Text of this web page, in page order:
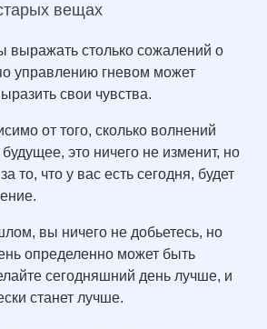
вещах
выражать столько сожалений о
управлению гневом может
свои чувства.
от того, сколько волнений
это ничего не изменит, но
то, что у вас есть сегодня, будет
вы ничего не добьетесь, но
определенно может быть
сегодняшний день лучше, и
станет лучше.